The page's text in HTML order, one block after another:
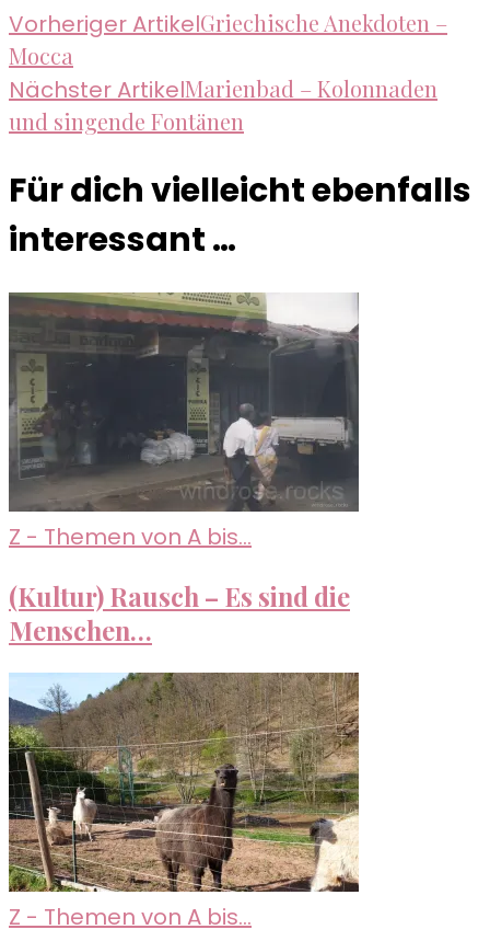
Beitragsnavigation
Vorheriger ArtikelGriechische Anekdoten –
Mocca
Nächster ArtikelMarienbad – Kolonnaden
und singende Fontänen
Für dich vielleicht ebenfalls
interessant …
Z - Themen von A bis...
(Kultur) Rausch – Es sind die
Menschen…
Z - Themen von A bis...